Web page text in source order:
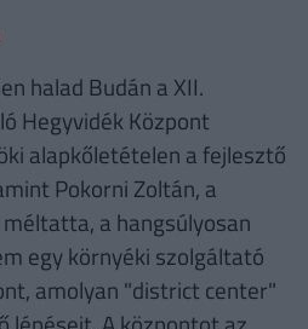
halad Budán a XII.
Hegyvidék Központ
alapkőletételen a fejlesztő
Pokorni Zoltán, a
a hangsúlyosan
egy környéki szolgáltató
amolyan "district center"